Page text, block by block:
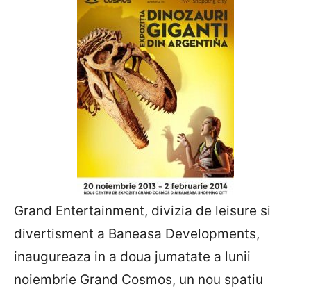
Grand Entertainment, divizia de leisure si
divertisment a Baneasa Developments,
inaugureaza in a doua jumatate a lunii
noiembrie Grand Cosmos, un nou spatiu